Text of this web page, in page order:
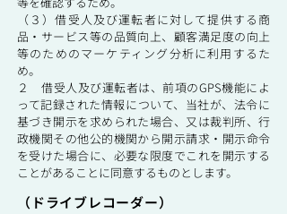
（３）借受人及び運転者に対して提供する商
品・サービス等の品質向上、顧客満足度の向上
等のためのマーケティング分析に利用するた
め。
２ 借受人及び運転者は、前項のGPS機能によ
って記録された情報について、当社が、法令に
基づき開示を求められた場合、又は裁判所、行
政機関その他公的機関から開示請求・開示命令
を受けた場合に、必要な限度でこれを開示する
ことがあることに同意するものとします。
（ドライブレコーダー）